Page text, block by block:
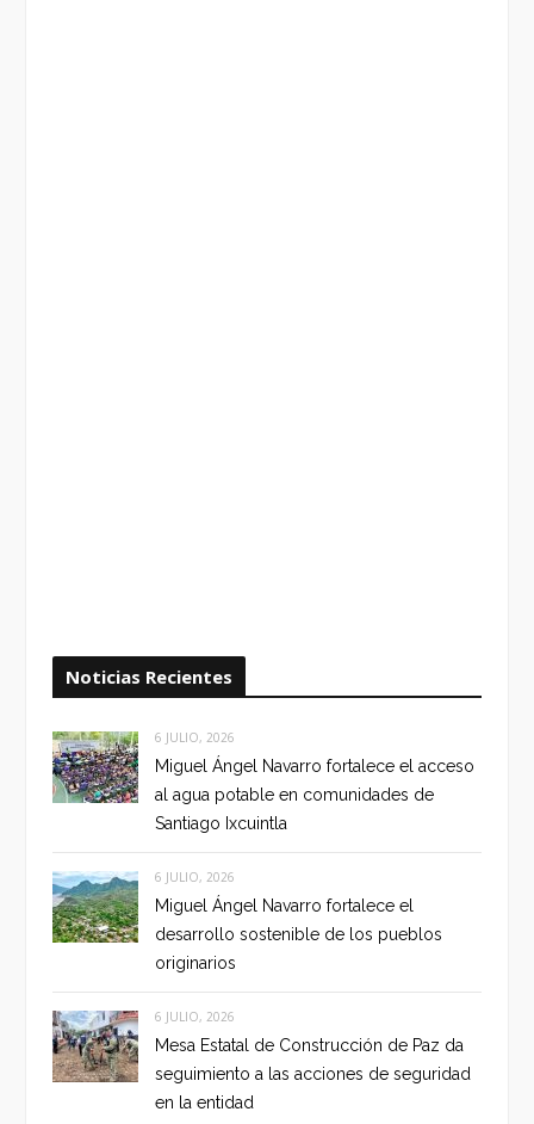
Noticias Recientes
6 JULIO, 2026
Miguel Ángel Navarro fortalece el acceso
al agua potable en comunidades de
Santiago Ixcuintla
6 JULIO, 2026
Miguel Ángel Navarro fortalece el
desarrollo sostenible de los pueblos
originarios
6 JULIO, 2026
Mesa Estatal de Construcción de Paz da
seguimiento a las acciones de seguridad
en la entidad